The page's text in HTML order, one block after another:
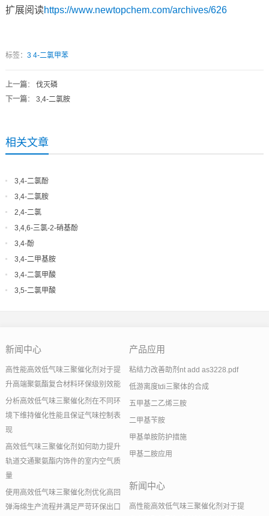
扩展阅读https://www.newtopchem.com/archives/626
标签： 3 4-二氯甲苯
上一篇： 伐灭磷
下一篇： 3,4-二氯胺
相关文章
3,4-二氯酚
3,4-二氯胺
2,4-二氯
3,4,6-三氯-2-硝基酚
3,4-酚
3,4-二甲基胺
3,4-二氯甲酸
3,5-二氯甲酸
新闻中心
高性能高效低气味三聚催化剂对于提
升高端聚氨酯复合材料环保级别效能
分析高效低气味三聚催化剂在不同环
境下维持催化性能且保证气味控制表
现
高效低气味三聚催化剂如何助力提升
轨道交通聚氨酯内饰件的室内空气质
量
使用高效低气味三聚催化剂优化高回
弹海绵生产流程并满足严苛环保出口
产品应用
粘结力改善助剂nt add as3228.pdf
低游离度tdi三聚体的合成
五甲基二乙烯三胺
二甲基苄胺
甲基单胺防护措施
甲基二胺应用
新闻中心
高性能高效低气味三聚催化剂对于提